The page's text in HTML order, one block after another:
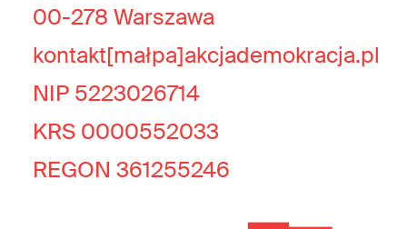
00-278 Warszawa
kontakt[małpa]akcjademokracja.pl
NIP 5223026714
KRS 0000552033
REGON 361255246